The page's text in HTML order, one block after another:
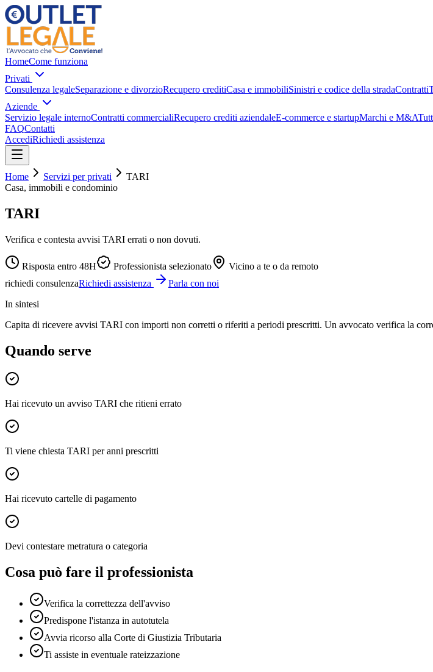
HomeCome funziona
Privati
Consulenza legaleSeparazione e divorzioRecupero creditiCasa e immobiliSinistri e codice della stradaContratti
Aziende
Servizio legale internoContratti commercialiRecupero crediti aziendaleE-commerce e startupMarchi e M&A
FAQContatti
AccediRichiedi assistenza
Home Servizi per privati
TARI
Casa, immobili e condominio
TARI
Verifica e contesta avvisi TARI errati o non dovuti.
Risposta entro 48H Professionista selezionato
Vicino a te o da remoto
richiedi consulenzaRichiedi assistenza
Parla con noi
In sintesi
Capita di ricevere avvisi TARI con importi non corretti o riferiti a periodi prescritti. Un avvocato verifica la
Quando serve
Hai ricevuto un avviso TARI che ritieni errato
Ti viene chiesta TARI per anni prescritti
Hai ricevuto cartelle di pagamento
Devi contestare metratura o categoria
Cosa può fare il professionista
Verifica la correttezza dell'avviso
Predispone l'istanza in autotutela
Avvia ricorso alla Corte di Giustizia Tributaria
Ti assiste in eventuale rateizzazione